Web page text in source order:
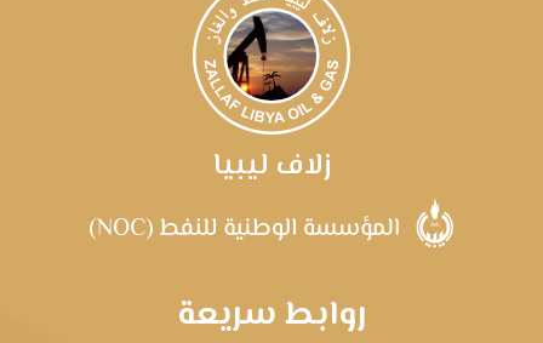
زلاف ليبيا
روابط سريعة